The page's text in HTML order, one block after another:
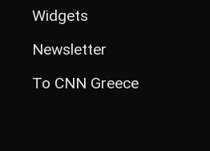
Widgets
Newsletter
Το CNN Greece